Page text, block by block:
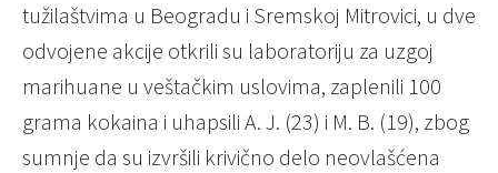
tužilaštvima u Beogradu i Sremskoj Mitrovici, u dve
odvojene akcije otkrili su laboratoriju za uzgoj
marihuane u veštačkim uslovima, zaplenili 100
grama kokaina i uhapsili A. J. (23) i M. B. (19), zbog
sumnje da su izvršili krivično delo neovlašćena